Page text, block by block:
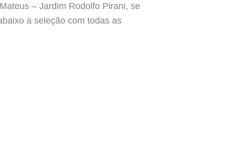
– Jardim Rodolfo Pirani, se
a seleção com todas as